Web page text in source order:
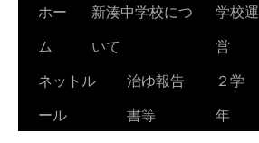
ホー
ム
新湊中学校につ
いて
学校運
営
ネットル
ール
治ゆ報告
書等
２学
年